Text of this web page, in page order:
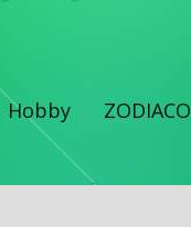
Hobby
ZODIACO